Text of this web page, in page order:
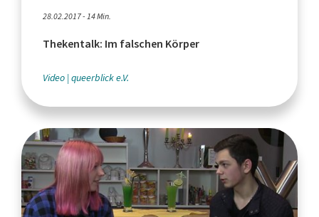
28.02.2017 - 14 Min.
Thekentalk: Im falschen Körper
Video queerblick e.V.